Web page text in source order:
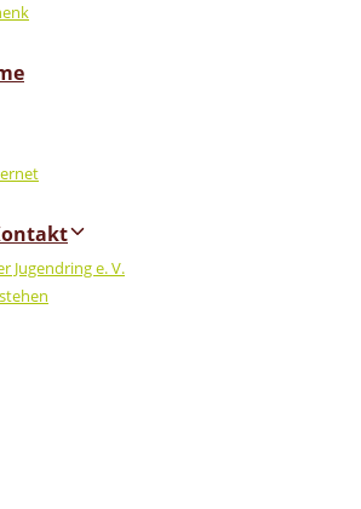
Jugendring e. V.